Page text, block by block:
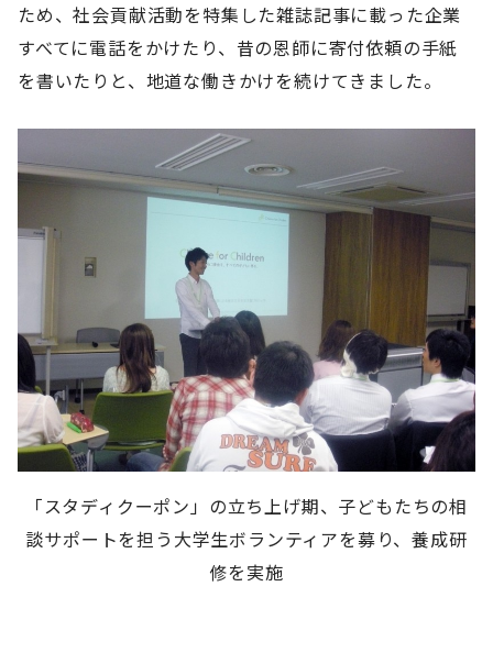
ため、社会貢献活動を特集した雑誌記事に載った企業
すべてに電話をかけたり、昔の恩師に寄付依頼の手紙
を書いたりと、地道な働きかけを続けてきました。
「スタディクーポン」の立ち上げ期、子どもたちの相
談サポートを担う大学生ボランティアを募り、養成研
修を実施